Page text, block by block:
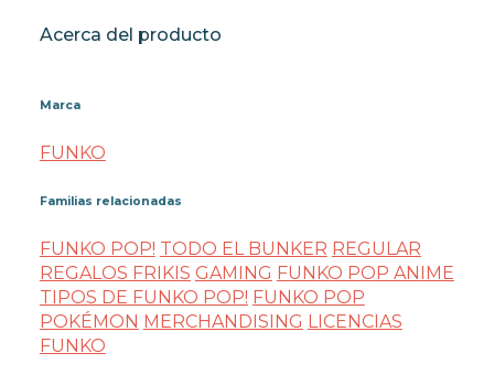
Acerca del producto
Marca
FUNKO
Familias relacionadas
FUNKO POP! TODO EL BUNKER REGULAR
REGALOS FRIKIS GAMING FUNKO POP ANIME
TIPOS DE FUNKO POP! FUNKO POP
POKÉMON MERCHANDISING LICENCIAS
FUNKO